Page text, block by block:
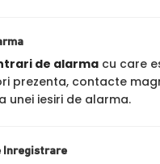
de alarma cu care
prezenta, contacte
unei iesiri de alarma.
Inregistrare